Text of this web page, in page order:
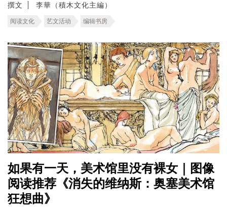
撰文 李華（積木文化主編）
阅读文化 艺文活动 编辑书房
如果有一天，美术馆里没有裸女｜图像
阅读推荐《消失的维纳斯：奥塞美术馆
狂想曲》